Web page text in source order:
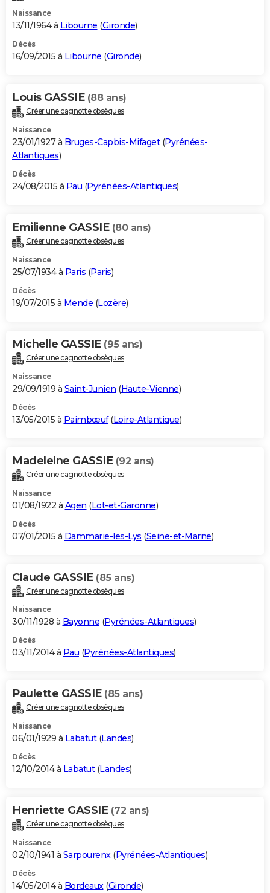
Naissance
13/11/1964 à Libourne (Gironde)
Décès
16/09/2015 à Libourne (Gironde)
Louis GASSIE (88 ans)
Créer une cagnotte obsèques
Naissance
23/01/1927 à Bruges-Capbis-Mifaget(Pyrénées-
Atlantiques)
Décès
24/08/2015 à Pau (Pyrénées-Atlantiques)
Emilienne GASSIE (80 ans)
Créer une cagnotte obsèques
Naissance
25/07/1934 à Paris (Paris)
Décès
19/07/2015 à Mende (Lozère)
Michelle GASSIE (95 ans)
Créer une cagnotte obsèques
Naissance
29/09/1919 à Saint-Junien (Haute-Vienne)
Décès
13/05/2015 à Paimbœuf(Loire-Atlantique)
Madeleine GASSIE (92 ans)
Créer une cagnotte obsèques
Naissance
01/08/1922 à Agen (Lot-et-Garonne)
Décès
07/01/2015 à Dammarie-les-Lys (Seine-et-Marne)
Claude GASSIE (85 ans)
Créer une cagnotte obsèques
Naissance
30/11/1928 à Bayonne (Pyrénées-Atlantiques)
Décès
03/11/2014 à Pau (Pyrénées-Atlantiques)
Paulette GASSIE (85 ans)
Créer une cagnotte obsèques
Naissance
06/01/1929 à Labatut(Landes)
Décès
12/10/2014 à Labatut(Landes)
Henriette GASSIE (72 ans)
Créer une cagnotte obsèques
Naissance
02/10/1941 à Sarpourenx(Pyrénées-Atlantiques)
Décès
14/05/2014 à Bordeaux(Gironde)